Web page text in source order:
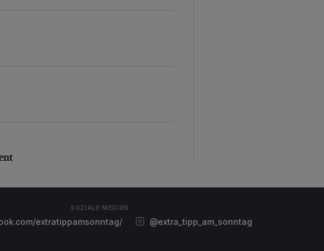
SOZIALE MEDIEN
extratippamsonntag/ @extra_tipp_am_sonntag